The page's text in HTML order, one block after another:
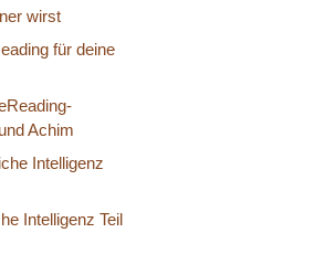
wirst
für deine
Achim
Intelligenz
Intelligenz Teil